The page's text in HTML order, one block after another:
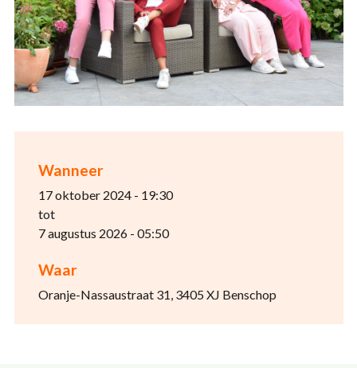
Wanneer
17 oktober 2024 - 19:30
tot
7 augustus 2026 - 05:50
Waar
Oranje-Nassaustraat 31, 3405 XJ Benschop